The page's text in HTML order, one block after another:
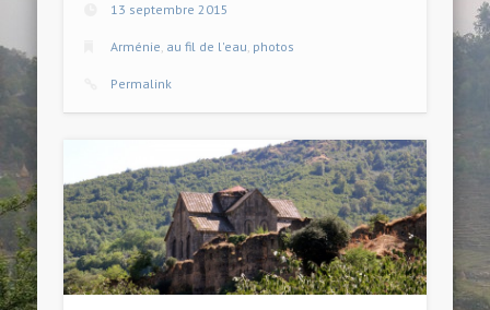
13 septembre 2015
Arménie au fil de l'eau photos
Permalink